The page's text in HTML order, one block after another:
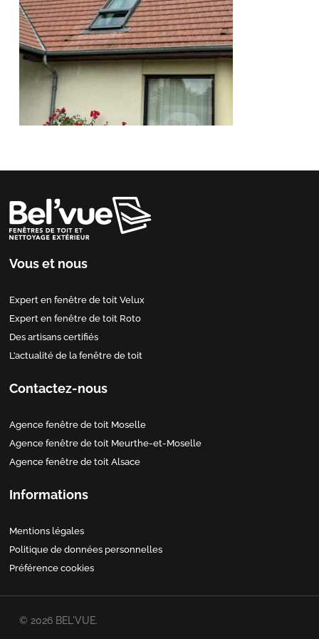
Vous et nous
Expert en fenêtre de toit Velux
Expert en fenêtre de toit Roto
Des artisans certifiés
L’actualité de la fenêtre de toit
Contactez-nous
Agence fenêtre de toit Moselle
Agence fenêtre de toit Meurthe-et-Moselle
Agence fenêtre de toit Alsace
Informations
Mentions légales
Politique de données personnelles
Préférence cookies
© 2026 BEL'VUE.